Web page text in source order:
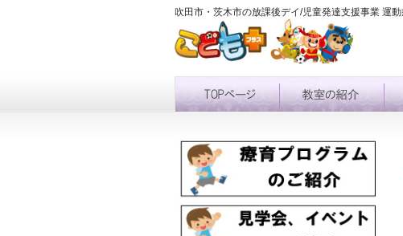
吹田市・茨木市の放課後デイ/児童発達支援事業 運